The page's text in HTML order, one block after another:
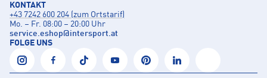
KONTAKT
+43 7242 600 204 (zum Ortstarif)
Mo. – Fr. 08:00 – 20:00 Uhr
service.eshop@intersport.at
FOLGE UNS